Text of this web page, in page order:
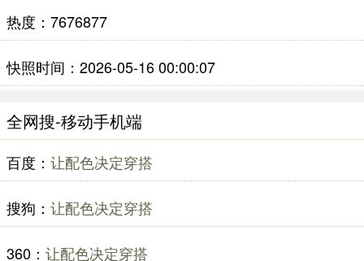
热度：7676877
快照时间：2026-05-16 00:00:07
全网搜-移动手机端
百度： 让配色决定穿搭
搜狗： 让配色决定穿搭
360： 让配色决定穿搭